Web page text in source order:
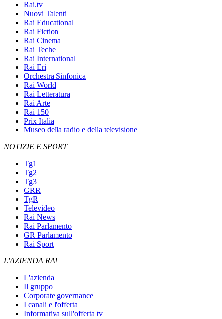
Rai.tv
Nuovi Talenti
Rai Educational
Rai Fiction
Rai Cinema
Rai Teche
Rai International
Rai Eri
Orchestra Sinfonica
Rai World
Rai Letteratura
Rai Arte
Rai 150
Prix Italia
Museo della radio e della televisione
NOTIZIE E SPORT
Tg1
Tg2
Tg3
GRR
TgR
Televideo
Rai News
Rai Parlamento
GR Parlamento
Rai Sport
L'AZIENDA RAI
L'azienda
Il gruppo
Corporate governance
I canali e l'offerta
Informativa sull'offerta tv